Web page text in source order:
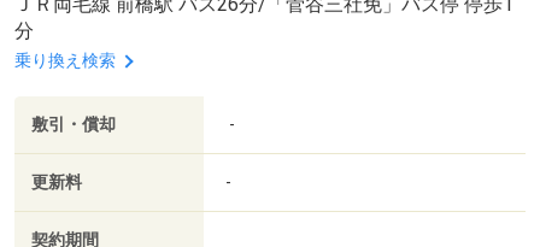
分
乗り換え検索
敷引・償却 -
更新料 -
契約期間